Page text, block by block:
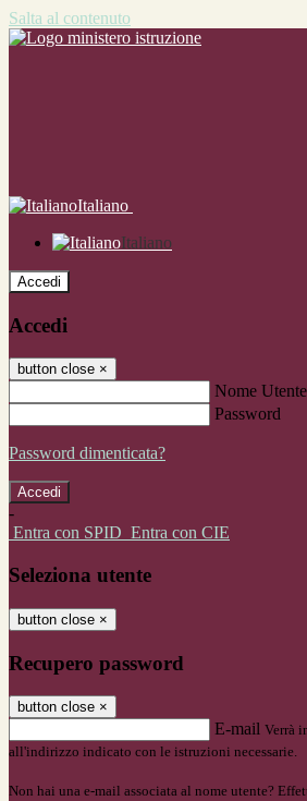
Salta al contenuto
Italiano
Italiano
Accedi
Accedi
button close ×
Nome Utente
Password
Password dimenticata?
-
Entra con SPID Entra con CIE
Seleziona utente
button close ×
Recupero password
button close ×
E-mail Verrà
all'indirizzo indicato con le istruzioni necessarie.
Non hai una e-mail associata al nome utente?